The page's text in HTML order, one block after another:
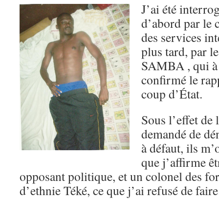
J’ai été
d’abord par le
des services
plus tard, par
SAMBA , qui
confirmé le
coup d’État.
Sous l’effet
demandé de
à défaut, ils
que j’affirme
opposant politique, et un colonel des
d’ethnie Téké, ce que j’ai refusé de